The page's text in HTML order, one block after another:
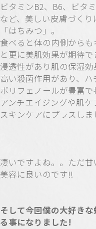
ビタミンB2、B6、ビタ
など、美しい皮膚づく
「はちみつ」。
食べると体の内側から
と更に美肌効果が期待
浸透性があり肌の保湿効
高い殺菌作用があり、
ポリフェノールが豊富
アンチエイジングや肌
スキンケアにプラスし
凄いですよね。。ただ
美容に良いのです!!
そして今回僕の大好き
る事になりました!